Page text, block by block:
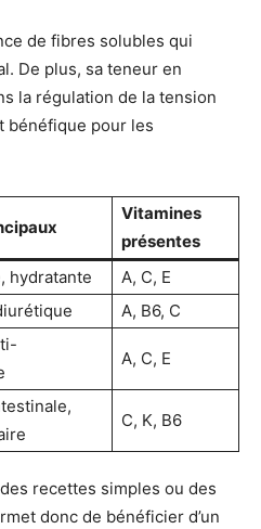
de fibres solubles qui
De plus, sa teneur en
la régulation de la tension
pour les
Vitamines
présentes
hydratante
A, C, E
A, B6, C
A, C, E
C, K, B6
recettes simples ou des
donc de bénéficier d’un